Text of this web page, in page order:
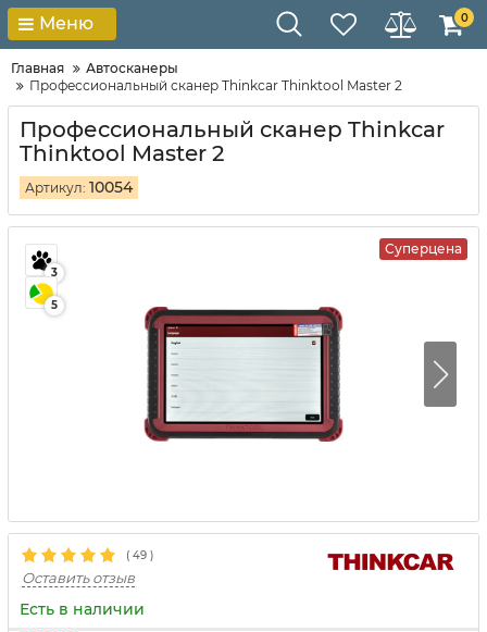
Меню 0
Главная
Автосканеры
Профессиональный сканер Thinkcar Thinktool Master 2
Профессиональный сканер Thinkcar
Thinktool Master 2
Артикул: 10054
Суперцена
3
5
( 49 )
Оставить отзыв
Есть в наличии